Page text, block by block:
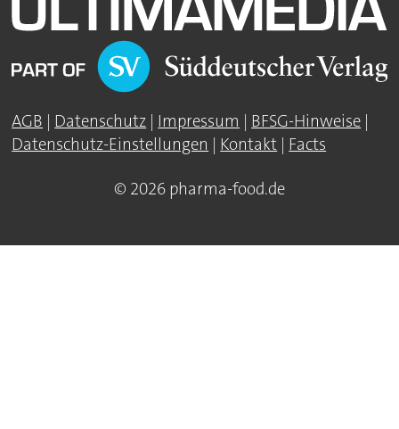
AGB | Datenschutz | Impressum | BFSG-Hinweise |
Datenschutz-Einstellungen | Kontakt | Facts
© 2026 pharma-food.de